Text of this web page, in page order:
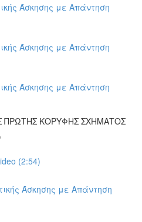
Άσκησης με Απάντηση
Άσκησης με Απάντηση
Άσκησης με Απάντηση
ΠΡΩΤΗΣ ΚΟΡΥΦΗΣ ΣΧΗΜΑΤΟΣ
(2:54)
Άσκησης με Απάντηση